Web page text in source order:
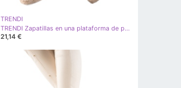
TRENDI
TRENDI Zapatillas en una plataforma de paja negro
21,14 €